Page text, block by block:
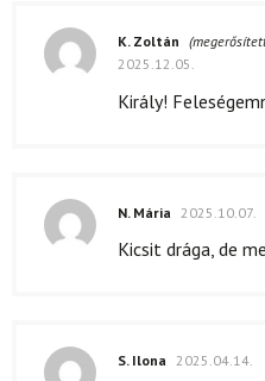
K. Zoltán
2025.12.05.
Király!
N. Mária 2025.10.07.
Kicsit drága, de
S. Ilona 2025.04.14.